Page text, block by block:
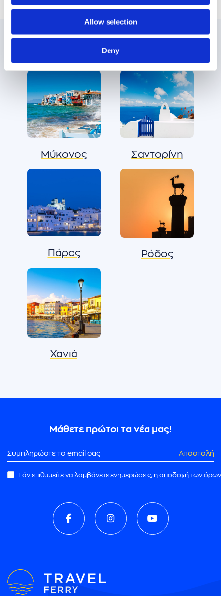
Allow selection
Deny
Δημοφιλείς προορισμοί
Μύκονος Σαντορίνη
Πάρος Ρόδος
Χανιά
Μάθετε πρώτοι τα νέα μας!
Αποστολή
Εάν επιθυμείτε να λαμβάνετε ενημερώσεις, η αποδοχή των όρων